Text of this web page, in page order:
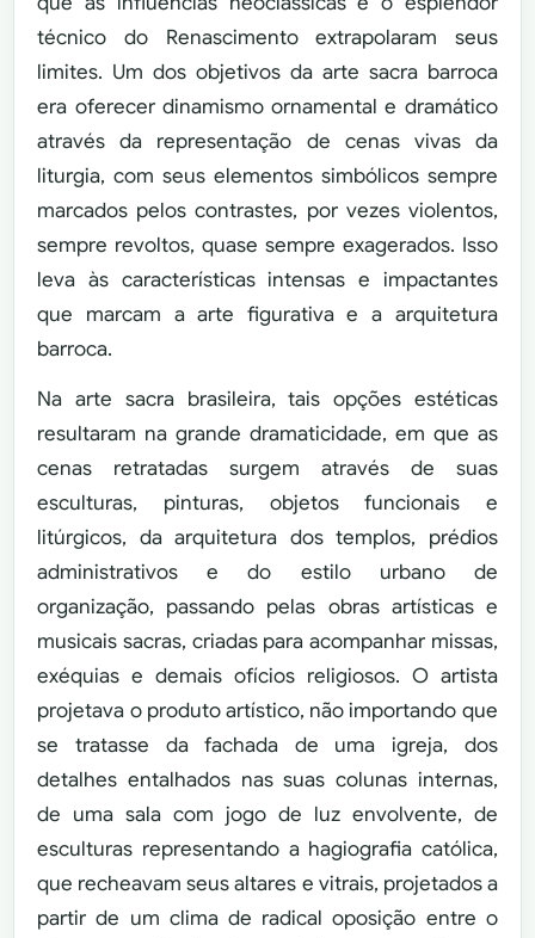
técnico do Renascimento extrapolaram seus
limites. Um dos objetivos da arte sacra barroca
era oferecer dinamismo ornamental e dramático
através da representação de cenas vivas da
liturgia, com seus elementos simbólicos sempre
marcados pelos contrastes, por vezes violentos,
sempre revoltos, quase sempre exagerados. Isso
leva às características intensas e impactantes
que marcam a arte figurativa e a arquitetura
barroca.
Na arte sacra brasileira, tais opções estéticas
resultaram na grande dramaticidade, em que as
cenas retratadas surgem através de suas
esculturas, pinturas, objetos funcionais e
litúrgicos, da arquitetura dos templos, prédios
administrativos e do estilo urbano de
organização, passando pelas obras artísticas e
musicais sacras, criadas para acompanhar missas,
exéquias e demais ofícios religiosos. O artista
projetava o produto artístico, não importando que
se tratasse da fachada de uma igreja, dos
detalhes entalhados nas suas colunas internas,
de uma sala com jogo de luz envolvente, de
esculturas representando a hagiografia católica,
que recheavam seus altares e vitrais, projetados a
partir de um clima de radical oposição entre o